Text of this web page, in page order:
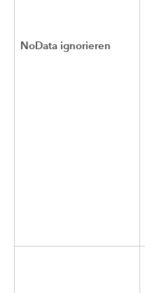
NoData ignorieren